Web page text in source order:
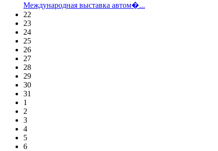
Международная выставка автом�...
22
23
24
25
26
27
28
29
30
31
1
2
3
4
5
6